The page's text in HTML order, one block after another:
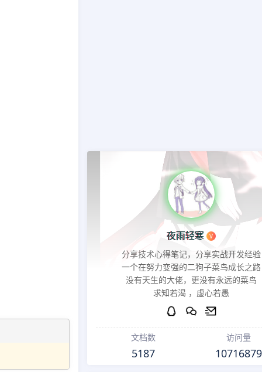
夜雨轻寒 V
分享技术心得笔记，分享实战开发经验
一个在努力变强的二狗子菜鸟成长之路
没有天生的大佬，更没有永远的菜鸟
求知若渴 ，虚心若愚
文档数
5187
访问量
10716879